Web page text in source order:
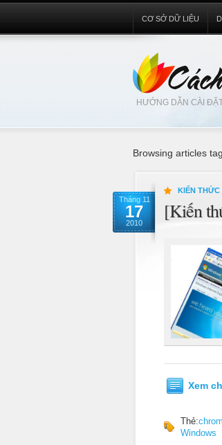
HƯỚNG DẪN CÀI
CƠ SỞ DỮ LIỆU
Browsing articles
Tháng 11
17
2010
KIẾN THỨC
[Kiến
Xem
Thẻ:
Windows